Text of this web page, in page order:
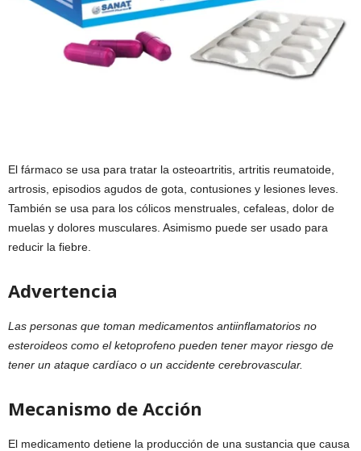
El fármaco se usa para tratar la osteoartritis, artritis reumatoide,
artrosis, episodios agudos de gota, contusiones y lesiones leves.
También se usa para los cólicos menstruales, cefaleas, dolor de
muelas y dolores musculares. Asimismo puede ser usado para
reducir la fiebre.
Advertencia
Las personas que toman medicamentos antiinflamatorios no
esteroideos como el ketoprofeno pueden tener mayor riesgo de
tener un ataque cardíaco o un accidente cerebrovascular.
Mecanismo de Acción
El medicamento detiene la producción de una sustancia que causa